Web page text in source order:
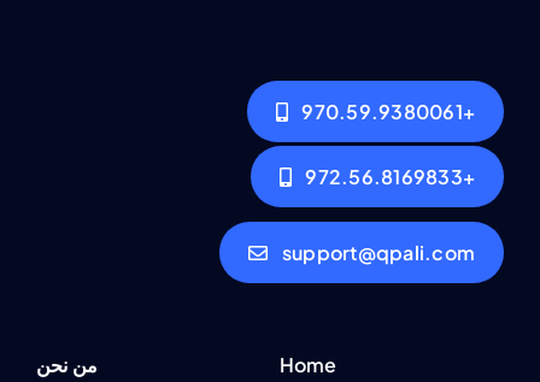
+970.59.9380061
+972.56.8169833
support@qpali.com
Home من نحن